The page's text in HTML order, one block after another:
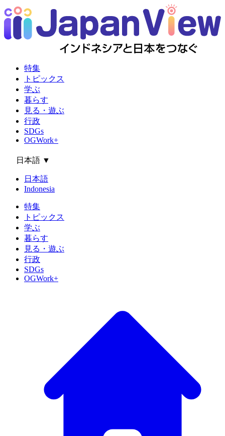
特集
トピックス
学ぶ
暮らす
見る・遊ぶ
行政
SDGs
OGWork+
日本語 ▼
日本語
Indonesia
特集
トピックス
学ぶ
暮らす
見る・遊ぶ
行政
SDGs
OGWork+